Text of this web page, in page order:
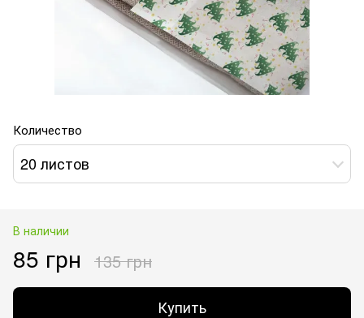
Количество
20 листов
В наличии
85 грн 135 грн
Купить